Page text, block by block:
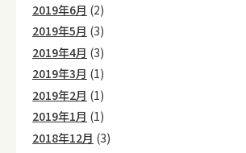
2019年6月 (2)
2019年5月 (3)
2019年4月 (3)
2019年3月 (1)
2019年2月 (1)
2019年1月 (1)
2018年12月 (3)